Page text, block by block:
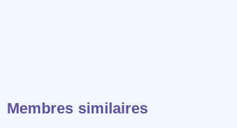
Membres similaires